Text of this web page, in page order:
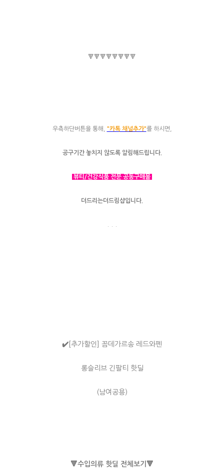
🔻🔻🔻🔻🔻🔻🔻🔻
우측하단버튼을 통해, "카톡 채널추가"를 하시면,
공구기간 놓치지 않도록 알림해드립니다.
뷰티/건강식품 전문 공동구매몰
더드리는더드림샵입니다.
✔️ [추가할인] 꼼데가르송 레드와펜
롱슬리브 긴팔티 핫딜
(남여공용)
🔻수입의류 핫딜 전체보기 🔻